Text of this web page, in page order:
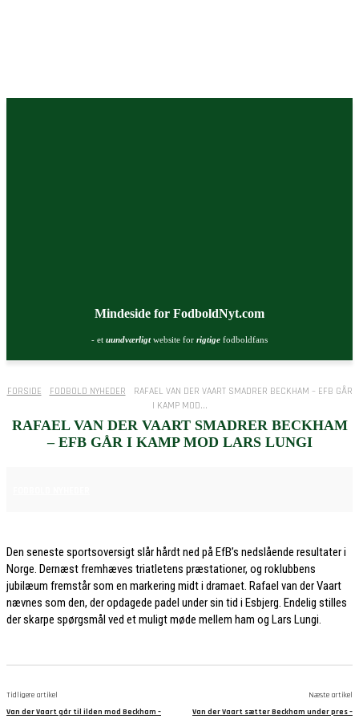
Mindeside for FodboldNyt.com
- et uundværligtwebsite for rigtige fodboldfans
FORSIDE FODBOLD NYHEDER
RAFAEL VAN DER VAART SMADRER BECKHAM – EFB GÅR
I KAMP MOD...
RAFAEL VAN DER VAART SMADRER BECKHAM
– EFB GÅR I KAMP MOD LARS LUNGI
Den seneste sportsoversigt slår hårdt ned på EfB’s nedslående resultater i
Norge. Dernæst fremhæves triatletens præstationer, og roklubbens
jubilæum fremstår som en markering midt i dramaet. Rafael van der Vaart
nævnes som den, der opdagede padel under sin tid i Esbjerg. Endelig stilles
der skarpe spørgsmål ved et muligt møde mellem ham og Lars Lungi.
Tidligere artikel
Van der Vaart går til ilden mod Beckham –
Næste artikel
Van der Vaart sætter Beckham under pres –